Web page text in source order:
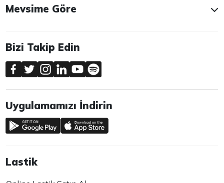
Mevsime Göre
Bizi Takip Edin
Uygulamamızı İndirin
Lastik